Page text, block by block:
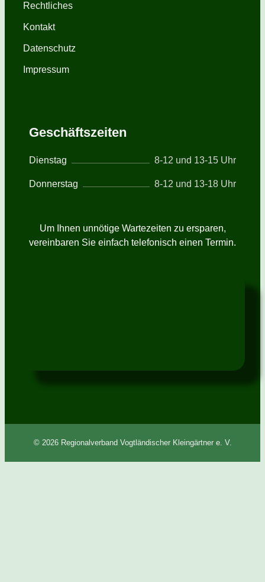
Rechtliches
Kontakt
Datenschutz
Impressum
Geschäftszeiten
Dienstag 8-12 und 13-15 Uhr
Donnerstag 8-12 und 13-18 Uhr
Um Ihnen unnötige Wartezeiten zu ersparen,
vereinbaren Sie einfach telefonisch einen Termin.
© 2026 Regionalverband Vogtländischer Kleingärtner e. V.